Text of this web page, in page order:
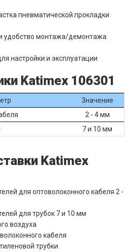
пневматической прокладки
удобство монтажа/демонтажа
настройки и эксплуатации
Katimex 106301
Значение
2 - 4 мм
7 и 10 мм
Katimex
для оптоволоконного кабеля 2 -
для трубок 7 и 10 мм
воздуха
кабеля
трубки